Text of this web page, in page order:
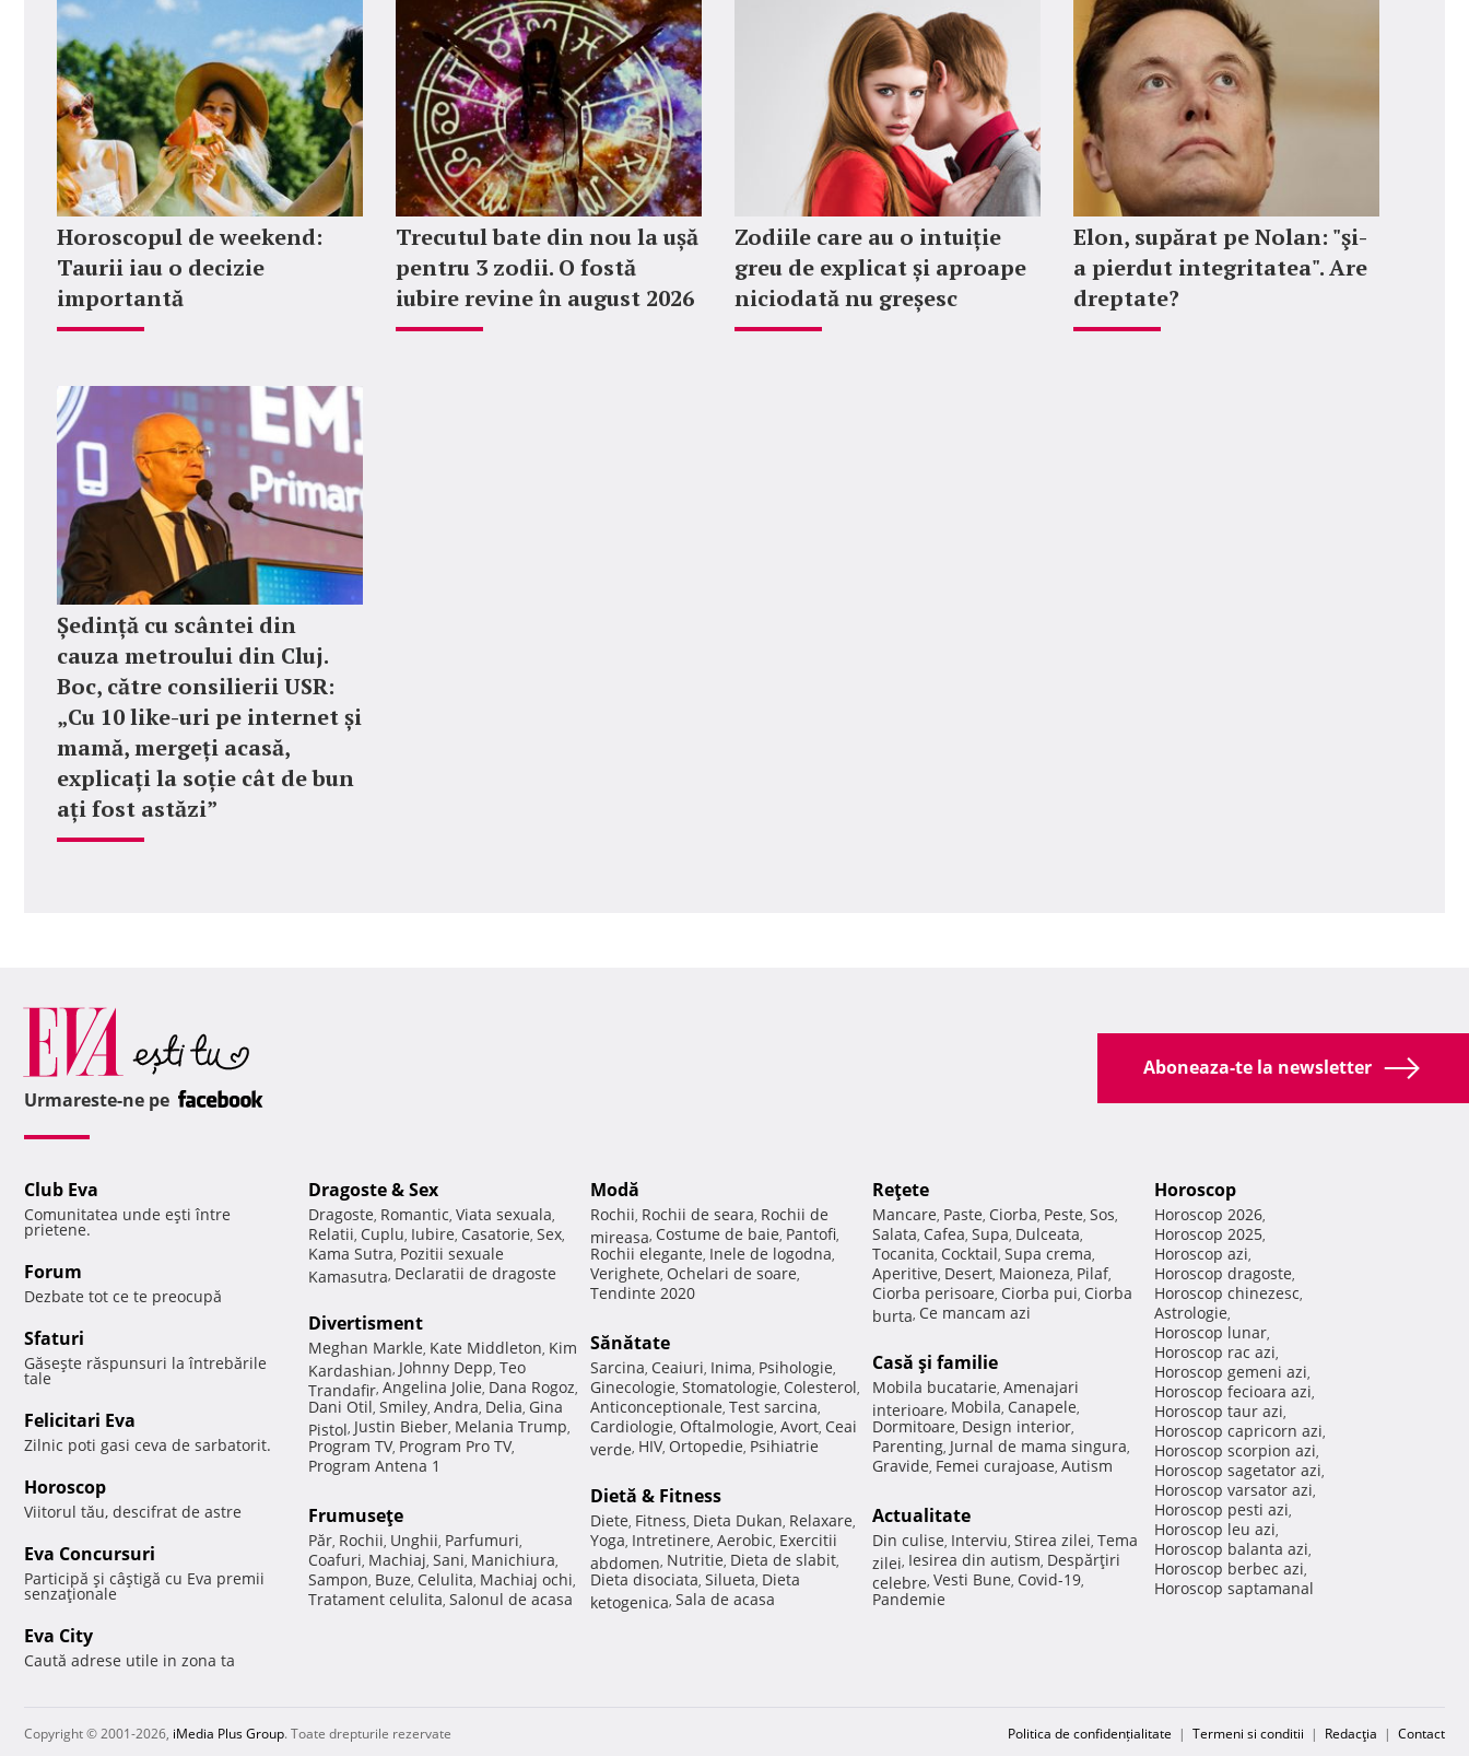
Horoscopul de weekend:
Taurii iau o decizie
importantă
Trecutul bate din nou la ușă
pentru 3 zodii. O fostă
iubire revine în august 2026
Zodiile care au o intuiție
greu de explicat și aproape
niciodată nu greșesc
Elon, supărat pe Nolan: "şi-
a pierdut integritatea". Are
dreptate?
Ședință cu scântei din
cauza metroului din Cluj.
Boc, către consilierii USR:
„Cu 10 like-uri pe internet și
mamă, mergeți acasă,
explicați la soție cât de bun
ați fost astăzi”
Aboneaza-te la newsletter
Urmareste-ne pe
Club Eva
Comunitatea unde eşti între
prietene.
Forum
Dezbate tot ce te preocupă
Sfaturi
Găseşte răspunsuri la întrebările
tale
Felicitari Eva
Zilnic poti gasi ceva de sarbatorit.
Horoscop
Viitorul tău, descifrat de astre
Eva Concursuri
Participă şi câştigă cu Eva premii
senzaţionale
Eva City
Caută adrese utile in zona ta
Dragoste & Sex
Dragoste, Romantic, Viata sexuala,
Relatii, Cuplu, Iubire, Casatorie, Sex,
Kama Sutra, Pozitii sexuale
Kamasutra, Declaratii de dragoste
Divertisment
Meghan Markle, Kate Middleton, Kim
Kardashian, Johnny Depp, Teo
Trandafir, Angelina Jolie, Dana Rogoz,
Dani Otil, Smiley, Andra, Delia, Gina
Pistol, Justin Bieber, Melania Trump,
Program TV, Program Pro TV,
Program Antena 1
Frumuseţe
Păr, Rochii, Unghii, Parfumuri,
Coafuri, Machiaj, Sani, Manichiura,
Sampon, Buze, Celulita, Machiaj ochi,
Tratament celulita, Salonul de acasa
Modă
Rochii, Rochii de seara, Rochii de
mireasa, Costume de baie, Pantofi,
Rochii elegante, Inele de logodna,
Verighete, Ochelari de soare,
Tendinte 2020
Sănătate
Sarcina, Ceaiuri, Inima, Psihologie,
Ginecologie, Stomatologie, Colesterol,
Anticonceptionale, Test sarcina,
Cardiologie, Oftalmologie, Avort, Ceai
verde, HIV, Ortopedie, Psihiatrie
Dietă & Fitness
Diete, Fitness, Dieta Dukan, Relaxare,
Yoga, Intretinere, Aerobic, Exercitii
abdomen, Nutritie, Dieta de slabit,
Dieta disociata, Silueta, Dieta
ketogenica, Sala de acasa
Reţete
Mancare, Paste, Ciorba, Peste, Sos,
Salata, Cafea, Supa, Dulceata,
Tocanita, Cocktail, Supa crema,
Aperitive, Desert, Maioneza, Pilaf,
Ciorba perisoare, Ciorba pui, Ciorba
burta, Ce mancam azi
Casă şi familie
Mobila bucatarie, Amenajari
interioare, Mobila, Canapele,
Dormitoare, Design interior,
Parenting, Jurnal de mama singura,
Gravide, Femei curajoase, Autism
Actualitate
Din culise, Interviu, Stirea zilei, Tema
zilei, Iesirea din autism, Despărţiri
celebre, Vesti Bune, Covid-19,
Pandemie
Horoscop
Horoscop 2026,
Horoscop 2025,
Horoscop azi,
Horoscop dragoste,
Horoscop chinezesc,
Astrologie,
Horoscop lunar,
Horoscop rac azi,
Horoscop gemeni azi,
Horoscop fecioara azi,
Horoscop taur azi,
Horoscop capricorn azi,
Horoscop scorpion azi,
Horoscop sagetator azi,
Horoscop varsator azi,
Horoscop pesti azi,
Horoscop leu azi,
Horoscop balanta azi,
Horoscop berbec azi,
Horoscop saptamanal
Copyright © 2001-2026, iMedia Plus Group. Toate drepturile rezervate Politica de confidențialitate | Termeni si conditii | Redacţia | Contact